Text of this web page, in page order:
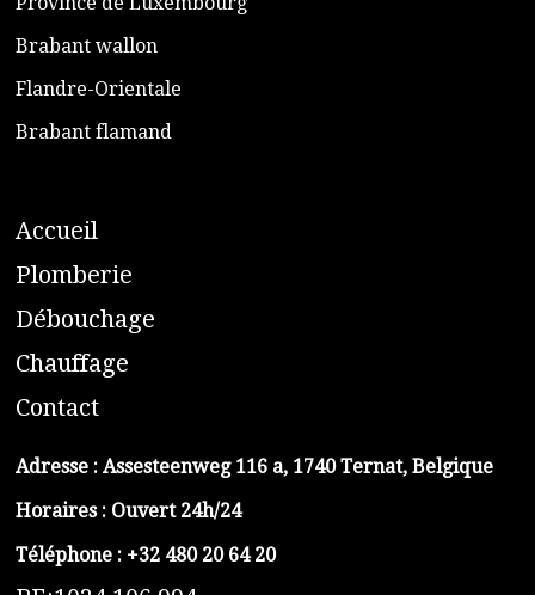
​Brabant wallon
​Flandre-Orientale
​Brabant flamand
Accueil
​Plomberie
Débouchage
Chauffage
Contact
Adresse : Assesteenweg 116 a, 1740 Ternat, Belgique
Horaires : Ouvert 24h/24
Téléphone : +32 480 20 64 20